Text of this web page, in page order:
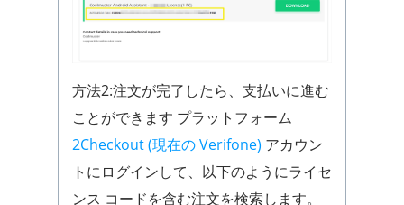
方法2:注文が完了したら、支払いに進む
ことができます プラットフォーム
2Checkout (現在の Verifone) アカウン
トにログインして、以下のようにライセ
ンス コードを含む注文を検索します。